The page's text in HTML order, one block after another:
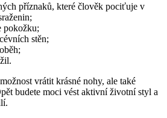
příznaků, které člověk pociťuje v
pokožku;
stěn;
vrátit krásné nohy, ale také
budete moci vést aktivní životní styl a